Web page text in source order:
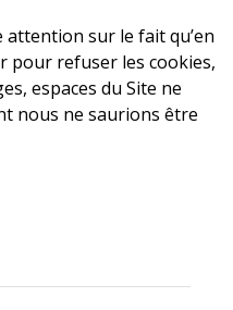
sur le fait qu’en
pour refuser les cookies,
espaces du Site ne
nous ne saurions être